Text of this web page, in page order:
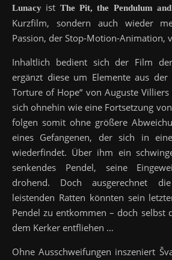
Lunacy ist The Pit, the Pendulum
Kurzfilm, sondern auch wieder
Passion, der Stop-Motion-Animation,
Inhaltlich bedient sich der Film
ergänzt diese um Elemente aus der
Torture of Hope“ von Auguste Villiers
sich ohnehin wie eine Fortsetzung
folgen somit ohne größere
eines Gefangenen, der sich in
wiederfindet. Über ihm ein
senkendes Pendel, seine
drohend. Doch ausgerechnet
leistenden Ratten könnten sein
Pendel zu entkommen – doch selbst
dem Kerker entfliehen …
Ohne Ausschweifungen inszeniert